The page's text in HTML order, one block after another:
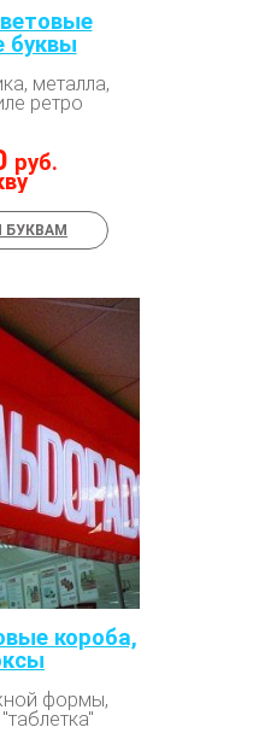
буквы
металла,
ретро
руб.
короба,
формы,